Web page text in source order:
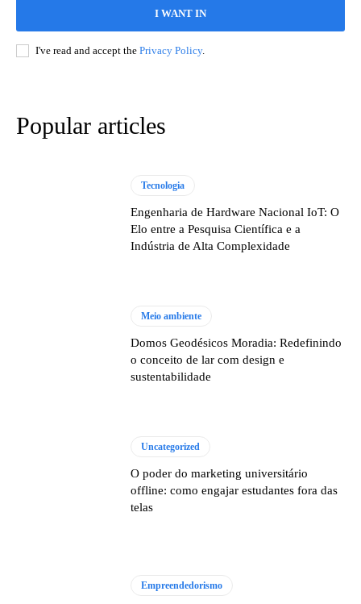
I WANT IN
I've read and accept the Privacy Policy.
Popular articles
Tecnologia
Engenharia de Hardware Nacional IoT: O
Elo entre a Pesquisa Científica e a
Indústria de Alta Complexidade
Meio ambiente
Domos Geodésicos Moradia: Redefinindo
o conceito de lar com design e
sustentabilidade
Uncategorized
O poder do marketing universitário
offline: como engajar estudantes fora das
telas
Empreendedorismo